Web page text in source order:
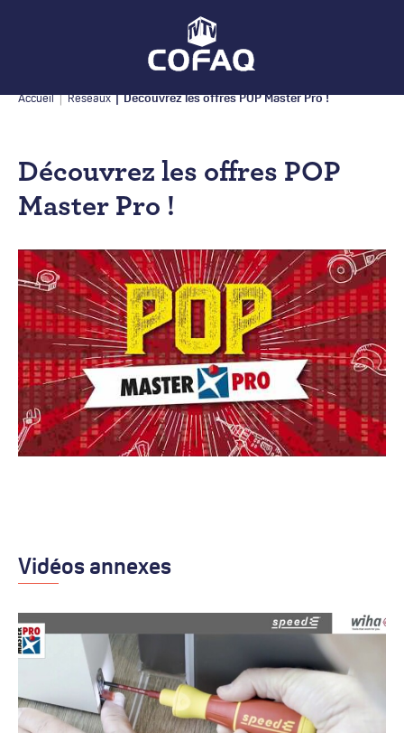
Accueil Réseaux Découvrez les offres POP Master Pro !
Découvrez les offres POP
Master Pro !
Vidéos annexes